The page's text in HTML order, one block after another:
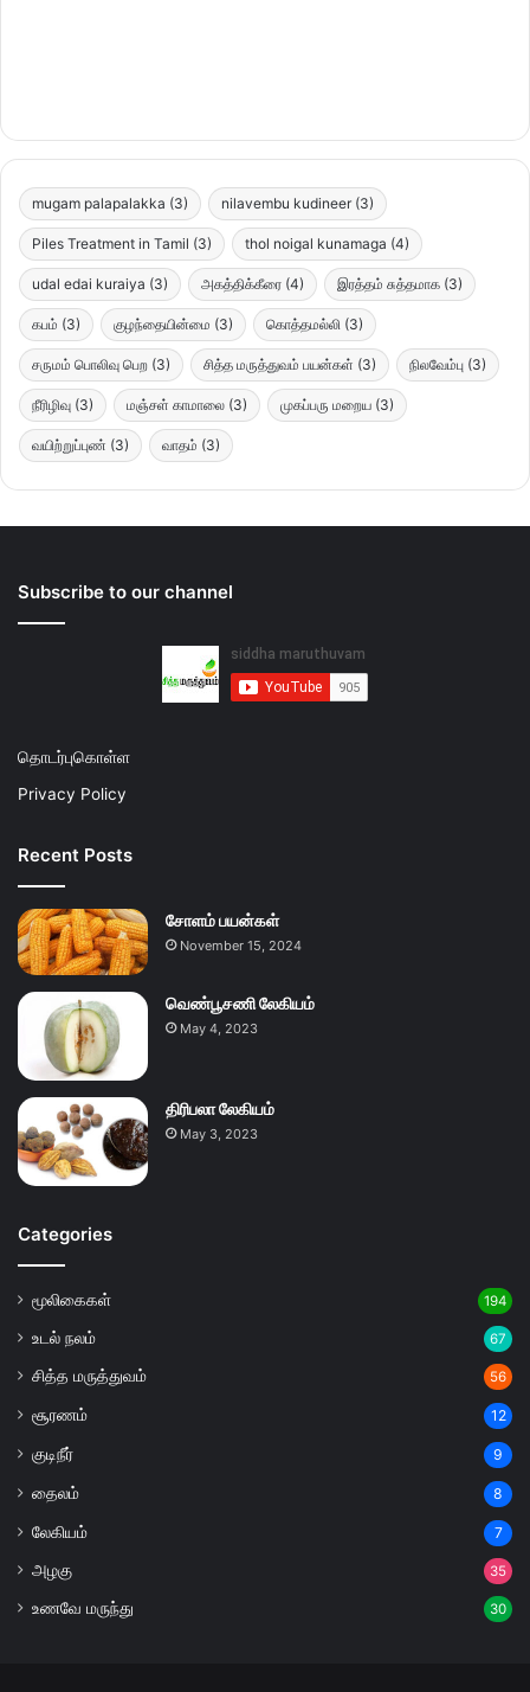
mugam palapalakka (3) nilavembu kudineer (3)
Piles Treatment in Tamil (3) thol noigal kunamaga (4)
udal edai kuraiya (3) அகத்திக்கீரை (4) இரத்தம் சுத்தமாக (3)
கபம் (3) குழந்தையின்மை (3) கொத்தமல்லி (3)
சருமம் பொலிவு பெற (3) சித்த மருத்துவம் பயன்கள் (3) நிலவேம்பு (3)
நீரிழிவு (3) மஞ்சள் காமாலை (3) முகப்பரு மறைய (3)
வயிற்றுப்புண் (3) வாதம் (3)
Subscribe to our channel
தொடர்புகொள்ள
Privacy Policy
Recent Posts
சோளம் பயன்கள்
November 15, 2024
வெண்பூசணி லேகியம்
May 4, 2023
திரிபலா லேகியம்
May 3, 2023
Categories
மூலிகைகள் 194
உடல் நலம் 67
சித்த மருத்துவம் 56
சூரணம் 12
குடிநீர் 9
தைலம் 8
லேகியம் 7
அழகு 35
உணவே மருந்து 30